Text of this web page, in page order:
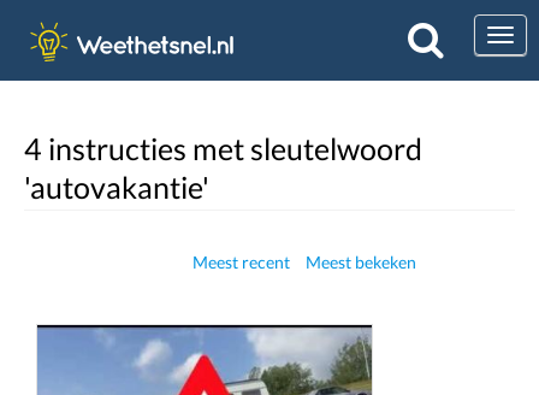
4 instructies met sleutelwoord
'autovakantie'
Meest recent Meest bekeken